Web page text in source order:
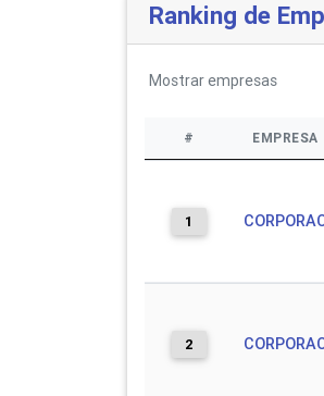
Ranking de
Mostrarempresas
# EMPRESA
1
2